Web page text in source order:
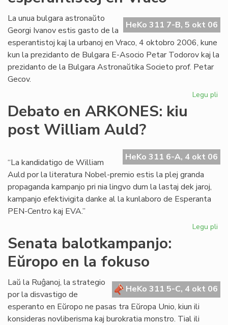
HeKo 311 7-B, 5 okt 06
La unua bulgara astronaŭto
Georgi Ivanov estis gasto de la
esperantistoj kaj la urbanoj en Vraco, 4 oktobro 2006, kune
kun la prezidanto de Bulgara E-Asocio Petar Todorov kaj la
prezidanto de la Bulgara Astronaŭtika Societo prof. Petar
Gecov.
Legu pli
Debato en ARKONES: kiu
post William Auld?
HeKo 311 6-A, 4 okt 06
“La kandidatigo de William
Auld por la literatura Nobel-premio estis la plej granda
propaganda kampanjo pri nia lingvo dum la lastaj dek jaroj,
kampanjo efektivigita danke al la kunlaboro de Esperanta
PEN-Centro kaj EVA.”
Legu pli
Senata balotkampanjo:
Eŭropo en la fokuso
HeKo 311 5-C, 4 okt 06
Laŭ la Ruĝanoj, la strategio
por la disvastigo de
esperanto en Eŭropo ne pasas tra Eŭropa Unio, kiun ili
konsideras novliberisma kaj burokratia monstro. Tial ili